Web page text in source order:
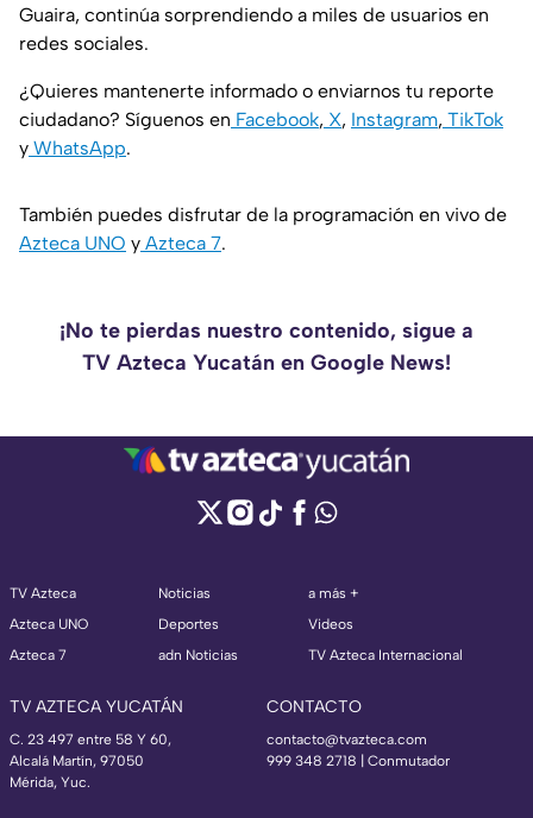
Guaira, continúa sorprendiendo a miles de usuarios en
redes sociales.
¿Quieres mantenerte informado o enviarnos tu reporte
ciudadano? Síguenos en Facebook, X, Instagram, TikTok
y WhatsApp.
También puedes disfrutar de la programación en vivo de
Azteca UNO y Azteca 7.
¡No te pierdas nuestro contenido, sigue a
TV Azteca Yucatán en Google News!
TV Azteca
Azteca UNO
Azteca 7
Noticias
Deportes
adn Noticias
a más +
Videos
TV Azteca Internacional
TV AZTECA YUCATÁN
C. 23 497 entre 58 Y 60,
Alcalá Martín, 97050
Mérida, Yuc.
CONTACTO
contacto@tvazteca.com
999 348 2718 | Conmutador